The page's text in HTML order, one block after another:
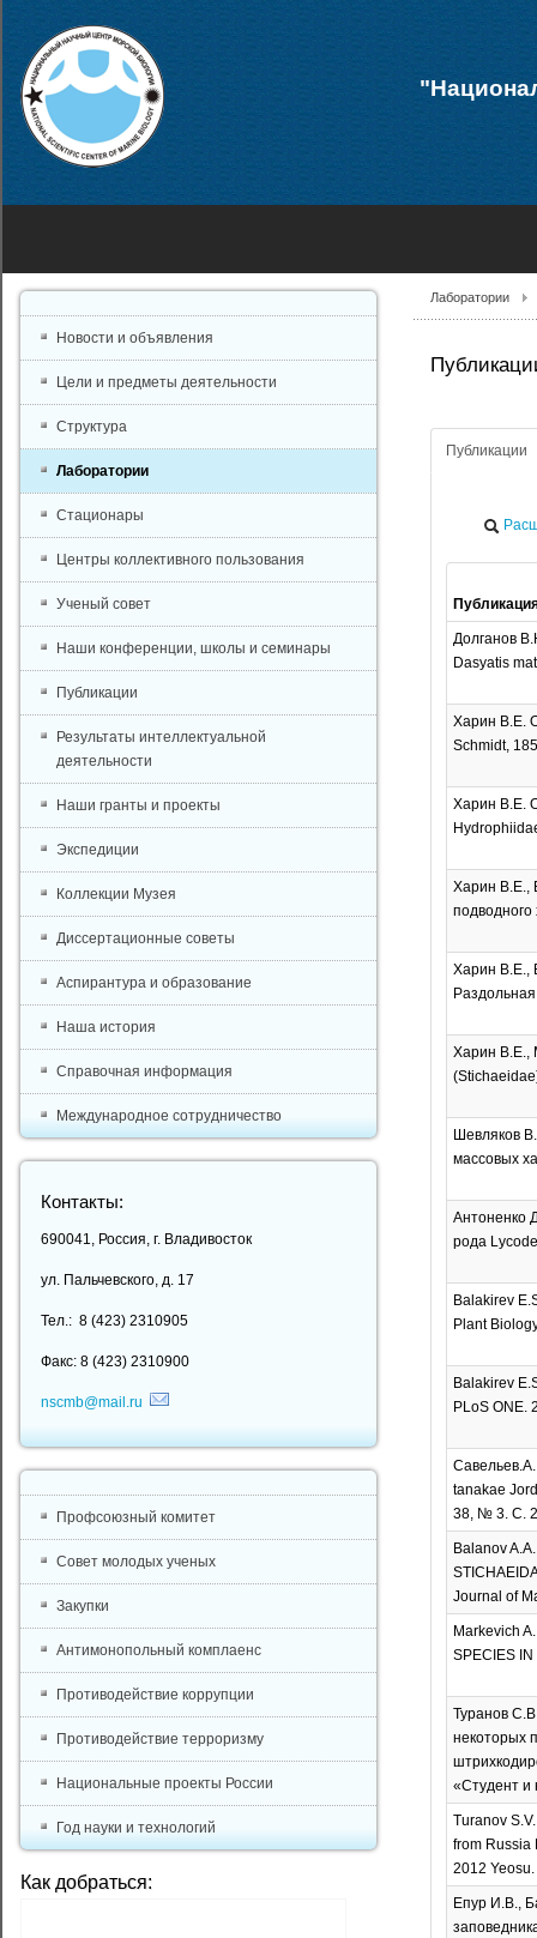
Лаборатории
Публикации
Долганов
Dasyatis
Харин В.Е.
Schmidt,
Харин В.Е.
Харин В.Е.,
Харин В.Е.,
Харин В.Е.,
Шевляков
массовых
Антоненко
рода
Balakirev
Plant
Balakirev
PLoS ONE.
tanakae
38, № 3. С.
Balanov
Journal of
Markevich
SPECIES
Туранов
некоторых
«Студент и
Turanov
from Russia
2012 Yeosu.
Епур И.В.,
Новости и объявления
Цели и предметы деятельности
Структура
Лаборатории
Стационары
Центры коллективного пользования
Ученый совет
Наши конференции, школы и семинары
Публикации
Результаты интеллектуальной
деятельности
Наши гранты и проекты
Экспедиции
Коллекции Музея
Диссертационные советы
Аспирантура и образование
Наша история
Справочная информация
Международное сотрудничество
Контакты:
690041, Россия, г. Владивосток
ул. Пальчевского, д. 17
Тел.: 8 (423) 2310905
Факс: 8 (423) 2310900
nscmb@mail.ru
Профсоюзный комитет
Совет молодых ученых
Закупки
Антимонопольный комплаенс
Противодействие коррупции
Противодействие терроризму
Национальные проекты России
Год науки и технологий
Как добраться: